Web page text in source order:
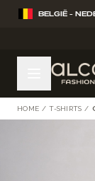
Ga naar de inhoud
BELGIË -
HOME / T-SHIRTS /